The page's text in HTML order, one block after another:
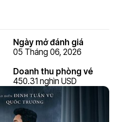
Ngày mở đánh giá
05 Tháng 06, 2026
Doanh thu phòng vé
450.31 nghìn USD